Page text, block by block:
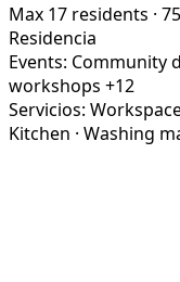
Max 17 residents ·
Residencia
Events: Community
workshops +12
Servicios:
Kitchen · Washing